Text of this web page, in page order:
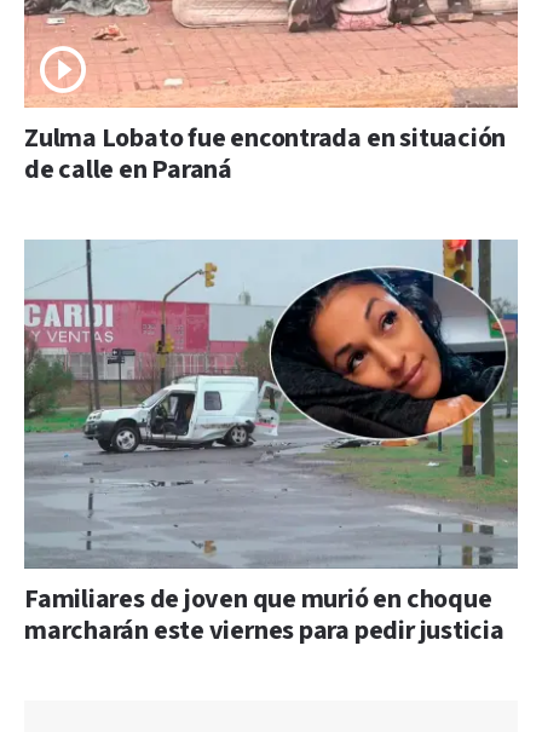
Zulma Lobato fue encontrada en situación
de calle en Paraná
Familiares de joven que murió en choque
marcharán este viernes para pedir justicia